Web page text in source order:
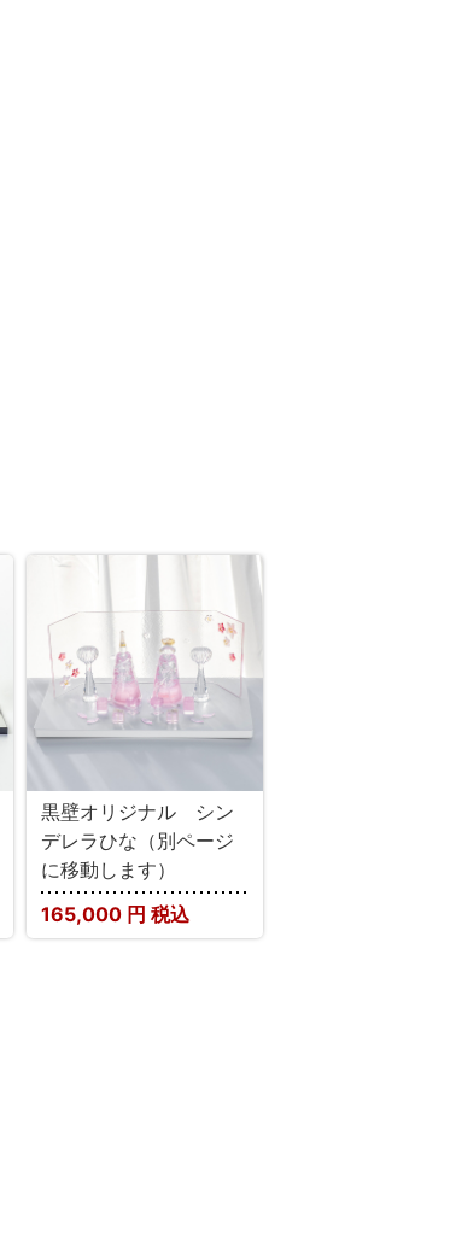
黒壁オリジナル シン
デレラひな（別ページ
に移動します）
165,000 円 税込